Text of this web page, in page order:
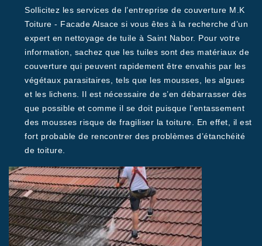
Sollicitez les services de l’entreprise de couverture M.K
Toiture - Facade Alsace si vous êtes à la recherche d’un
expert en nettoyage de tuile à Saint Nabor. Pour votre
information, sachez que les tuiles sont des matériaux de
couverture qui peuvent rapidement être envahis par les
végétaux parasitaires, tels que les mousses, les algues
et les lichens. Il est nécessaire de s’en débarrasser dès
que possible et comme il se doit puisque l’entassement
des mousses risque de fragiliser la toiture. En effet, il est
fort probable de rencontrer des problèmes d’étanchéité
de toiture.